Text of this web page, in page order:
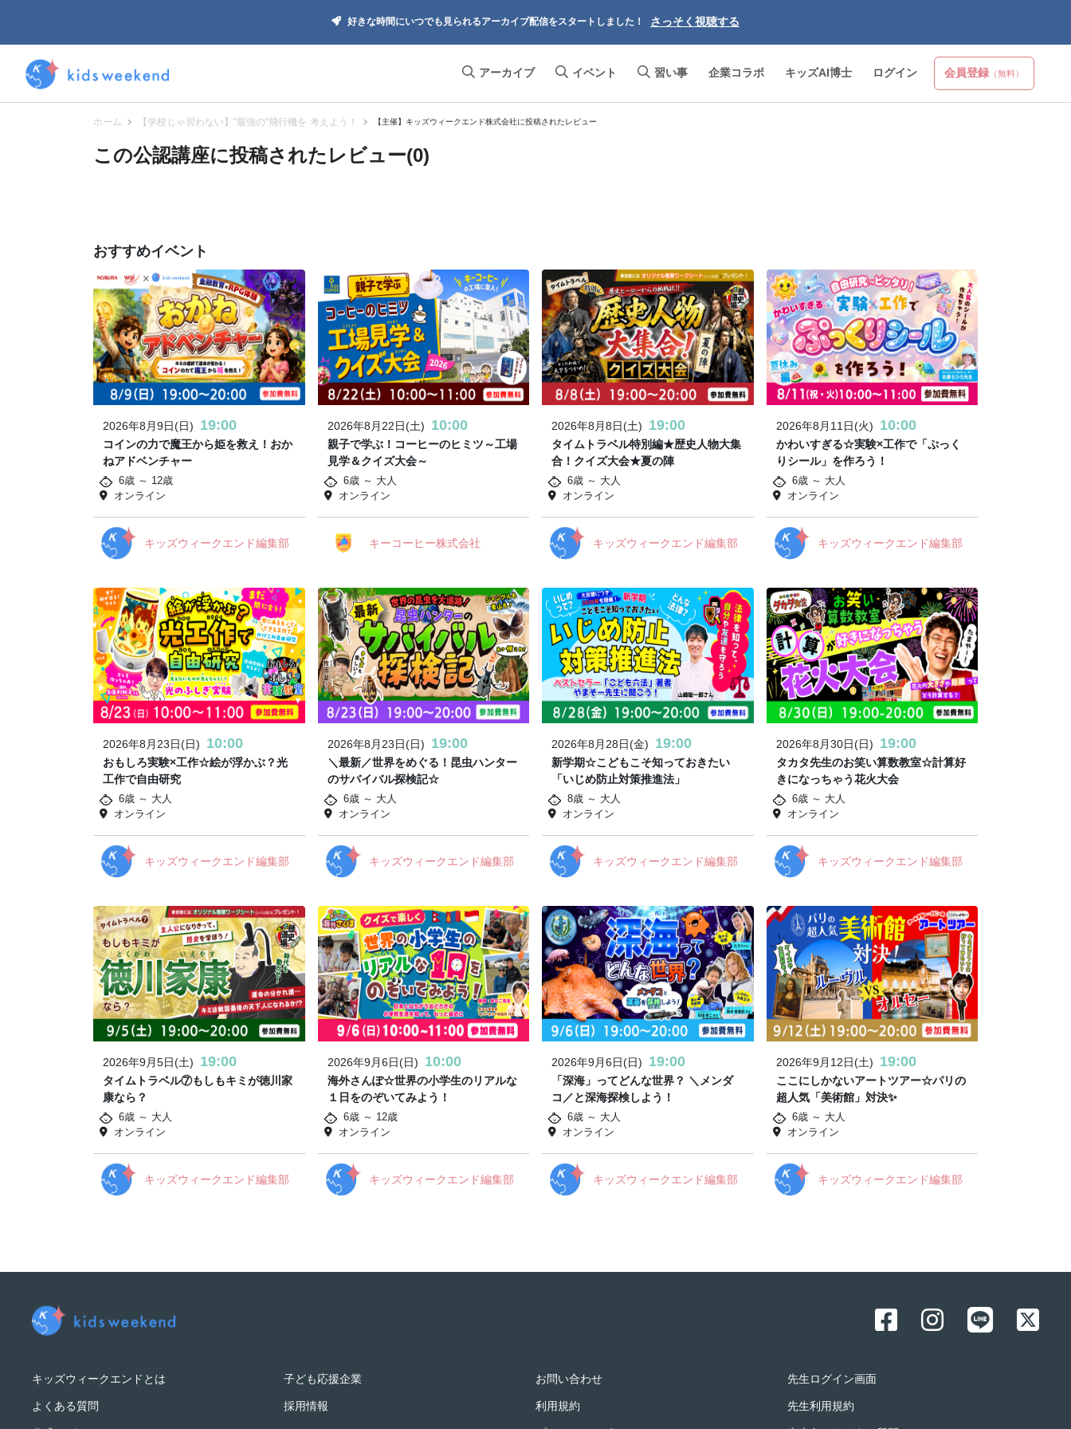
好きな時間にいつでも見られるアーカイブ配信をスタートしました！ さっそく視聴する
アーカイブ イベント 習い事 企業コラボ キッズAI博士 ログイン 会員登録（無料）
ホーム 【学校じゃ習わない】"最強の"飛行機を 考えよう！ 【主催】キッズウィークエンド株式会社に投稿されたレビュー
この公認講座に投稿されたレビュー(0)
おすすめイベント
2026年8月9日(日) 19:00
コインの力で魔王から姫を救え！おか
ねアドベンチャー
6歳 ～ 12歳
オンライン
キッズウィークエンド編集部
2026年8月22日(土) 10:00
親子で学ぶ！コーヒーのヒミツ～工場
見学＆クイズ大会～
6歳 ～ 大人
オンライン
キーコーヒー株式会社
2026年8月8日(土) 19:00
タイムトラベル特別編★歴史人物大集
合！クイズ大会★夏の陣
6歳 ～ 大人
オンライン
キッズウィークエンド編集部
2026年8月11日(火) 10:00
かわいすぎる☆実験×工作で「ぷっく
りシール」を作ろう！
6歳 ～ 大人
オンライン
キッズウィークエンド編集部
2026年8月23日(日) 10:00
おもしろ実験×工作☆絵が浮かぶ？光
工作で自由研究
6歳 ～ 大人
オンライン
キッズウィークエンド編集部
2026年8月23日(日) 19:00
＼最新／世界をめぐる！昆虫ハンター
のサバイバル探検記☆
6歳 ～ 大人
オンライン
キッズウィークエンド編集部
2026年8月28日(金) 19:00
新学期☆こどもこそ知っておきたい
「いじめ防止対策推進法」
8歳 ～ 大人
オンライン
キッズウィークエンド編集部
2026年8月30日(日) 19:00
タカタ先生のお笑い算数教室☆計算好
きになっちゃう花火大会
6歳 ～ 大人
オンライン
キッズウィークエンド編集部
2026年9月5日(土) 19:00
タイムトラベル⑦もしもキミが徳川家
康なら？
6歳 ～ 大人
オンライン
キッズウィークエンド編集部
2026年9月6日(日) 10:00
海外さんぽ☆世界の小学生のリアルな
１日をのぞいてみよう！
6歳 ～ 12歳
オンライン
キッズウィークエンド編集部
2026年9月6日(日) 19:00
「深海」ってどんな世界？ ＼メンダ
コ／と深海探検しよう！
6歳 ～ 大人
オンライン
キッズウィークエンド編集部
2026年9月12日(土) 19:00
ここにしかないアートツアー☆パリの
超人気「美術館」対決✨
6歳 ～ 大人
オンライン
キッズウィークエンド編集部
キッズウィークエンドとは
よくある質問
子ども応援企業
採用情報
お問い合わせ
利用規約
先生ログイン画面
先生利用規約